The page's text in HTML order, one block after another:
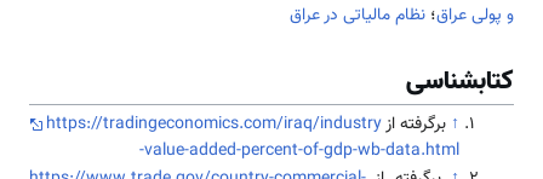
و پولی عراق؛ نظام مالیاتی در عراق
کتابشناسی
↑ برگرفته ازhttps://tradingeconomics.com/iraq/industry
-value-added-percent-of-gdp-wb-data.html